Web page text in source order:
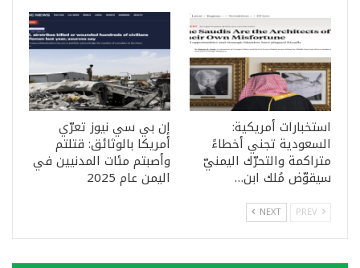
استخبارات أمريكية:
السعودية تجني أخطاءً
متراكمة والتحرّك اليمنيّ
سيقوّض مُلك ابن…
إن بي سي نيوز تعرّي
أمريكا بالوثائق: قتلتم
وأصبتم مئات المدنيين في
اليمن عام 2025
NEXT